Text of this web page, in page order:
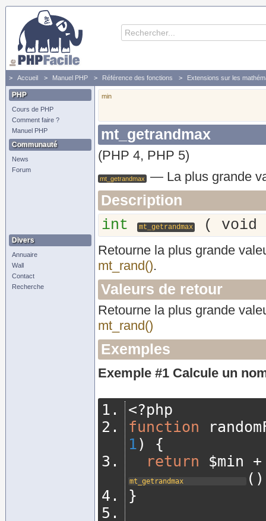
Accueil Manuel PHP Référence des fonctions Extensions sur les
PHP
Cours de PHP
Comment faire ?
Manuel PHP
Communauté
News
Forum
Divers
Annuaire
Wall
Contact
Recherche
min
mt_getrandmax
(PHP 4, PHP 5)
mt_getrandmax — La plus grande
Description
int
mt_getrandmax ( void
Retourne la plus grande
mt_rand().
Valeurs de retour
Retourne la plus grande
mt_rand()
Exemples
Exemple #1 Calcule un
<?php
function
1)
{
return $min +
mt_getrandmax
()
}